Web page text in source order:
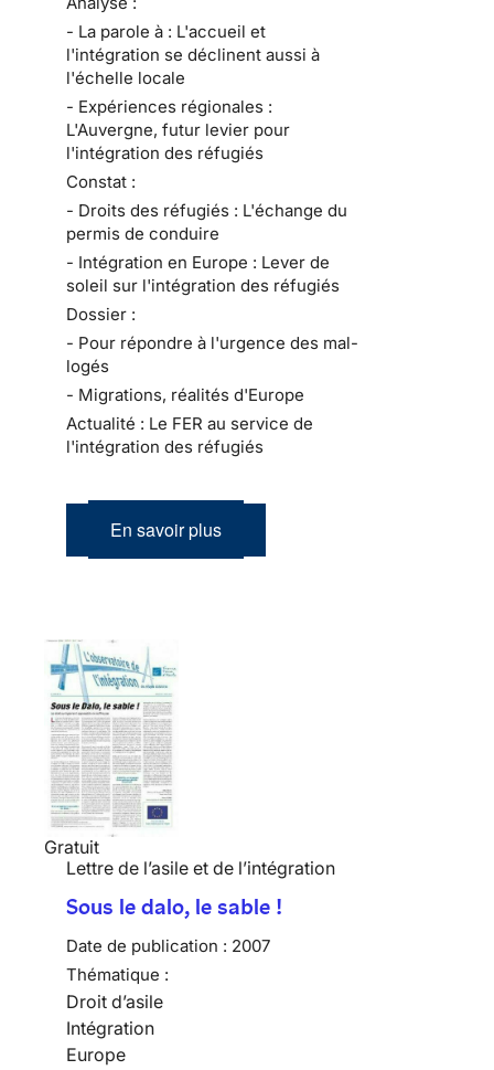
- La parole à : L'accueil et
l'intégration se déclinent aussi à
l'échelle locale
- Expériences régionales :
L'Auvergne, futur levier pour
l'intégration des réfugiés
Constat :
- Droits des réfugiés : L'échange du
permis de conduire
- Intégration en Europe : Lever de
soleil sur l'intégration des réfugiés
Dossier :
- Pour répondre à l'urgence des mal-
logés
- Migrations, réalités d'Europe
Actualité : Le FER au service de
l'intégration des réfugiés
En savoir plus
Gratuit
Lettre de l’asile et de l’intégration
Sous le dalo, le sable !
Date de publication : 2007
Thématique :
Droit d’asile
Intégration
Europe